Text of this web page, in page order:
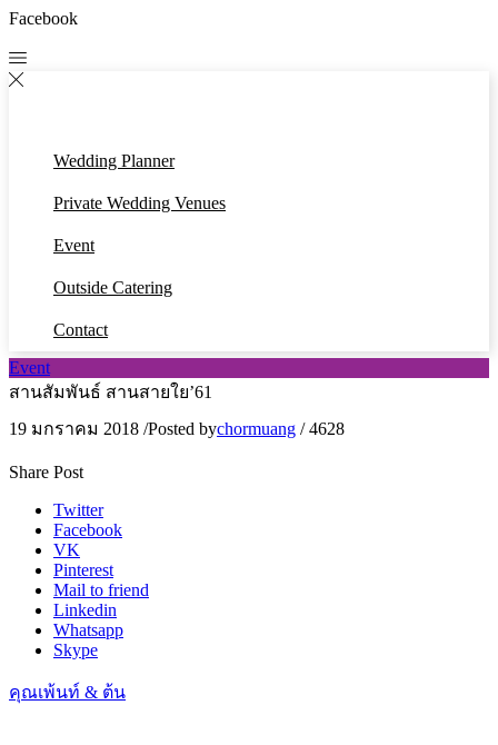
Facebook
Wedding Planner
Private Wedding Venues
Event
Outside Catering
Contact
Event
สานสัมพันธ์ สานสายใย’61
19 มกราคม 2018 /Posted bychormuang / 4628
Share Post
Twitter
Facebook
VK
Pinterest
Mail to friend
Linkedin
Whatsapp
Skype
คุณเพ้นท์ & ต้น